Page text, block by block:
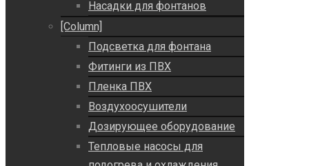
Насадки для фонтанов
[Column]
Подсветка для фонтана
Фитинги из ПВХ
Пленка ПВХ
Воздухоосушители
Дозирующее оборудование
Тепловые насосы для